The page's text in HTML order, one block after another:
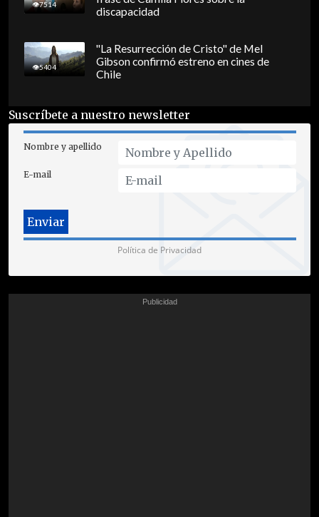
7514
discapacidad
5404
"La Resurrección de Cristo" de Mel
Gibson confirmó estreno en cines de
Chile
Suscríbete a nuestro newsletter
Nombre y apellido
E-mail
Política de Privacidad